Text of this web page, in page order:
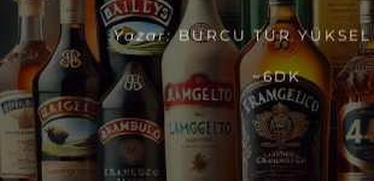
Yazar: BURCU TUR
~6DK